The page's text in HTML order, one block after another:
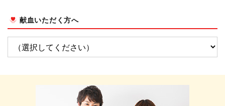
献血いただく方へ